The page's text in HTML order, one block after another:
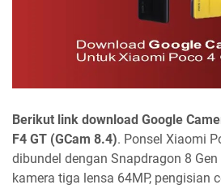
Berikut link download Google
F4 GT (GCam 8.4). Ponsel Xiaomi
dibundel dengan Snapdragon 8 Gen
kamera tiga lensa 64MP, pengisian